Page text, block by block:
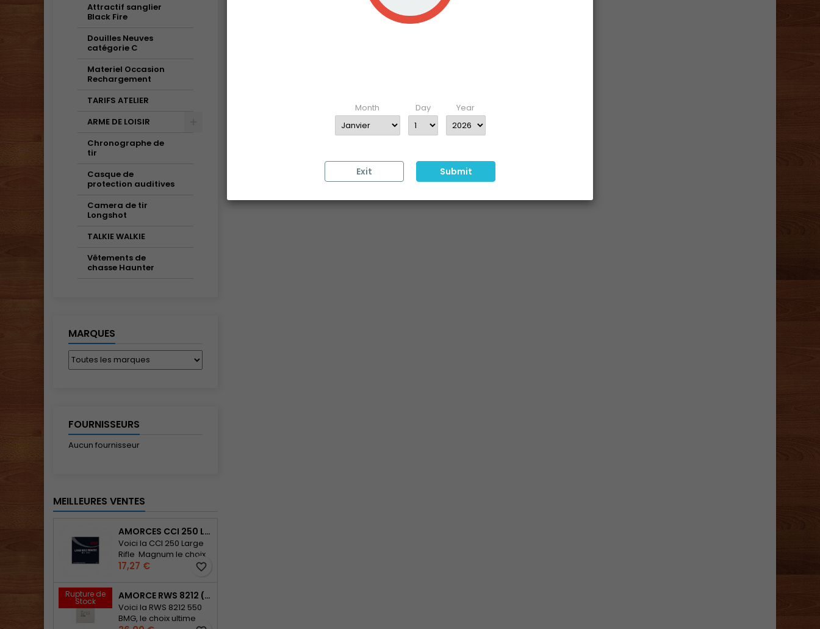
Attractif sanglier
Black Fire
Douilles Neuves
catégorie C
Materiel Occasion
Rechargement
TARIFS ATELIER
ARME DE LOISIR
Chronographe de
tir
Casque de
protection auditives
Camera de tir
Longshot
TALKIE WALKIE
Vêtements de
chasse Haunter
MARQUES
FOURNISSEURS
Aucun fournisseur
MEILLEURES VENTES
AMORCES CCI 250 LARGE RIFLE MAGNUM PLAQUETTES DE 100 AMORCES
Voici la CCI 250 Large
Rifle Magnum le choix
ultime pour les tireurs
Cette munition de
haute qualité est
conçue pour offrir des
Prix
17,27 € favorite_border
Rupture de
Stock AMORCE RWS 8212 (50BMG) PLAQUETTES DE 50 AMORCES
Voici la RWS 8212 550
BMG, le choix ultime
Month Day Year
Exit Submit